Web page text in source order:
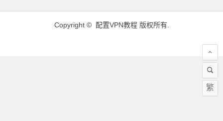
Copyright © 配置VPN教程版权所有.
繁